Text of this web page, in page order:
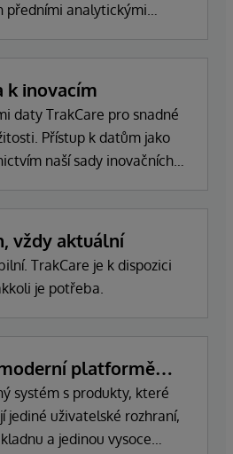
předními analytickými
k inovacím
daty TrakCare pro snadné
Přístup k datům jako
naší sady inovačních
vždy aktuální
TrakCare je k dispozici
je potřeba.
platformě
systém s produkty, které
jediné uživatelské rozhraní,
a jedinou vysoce